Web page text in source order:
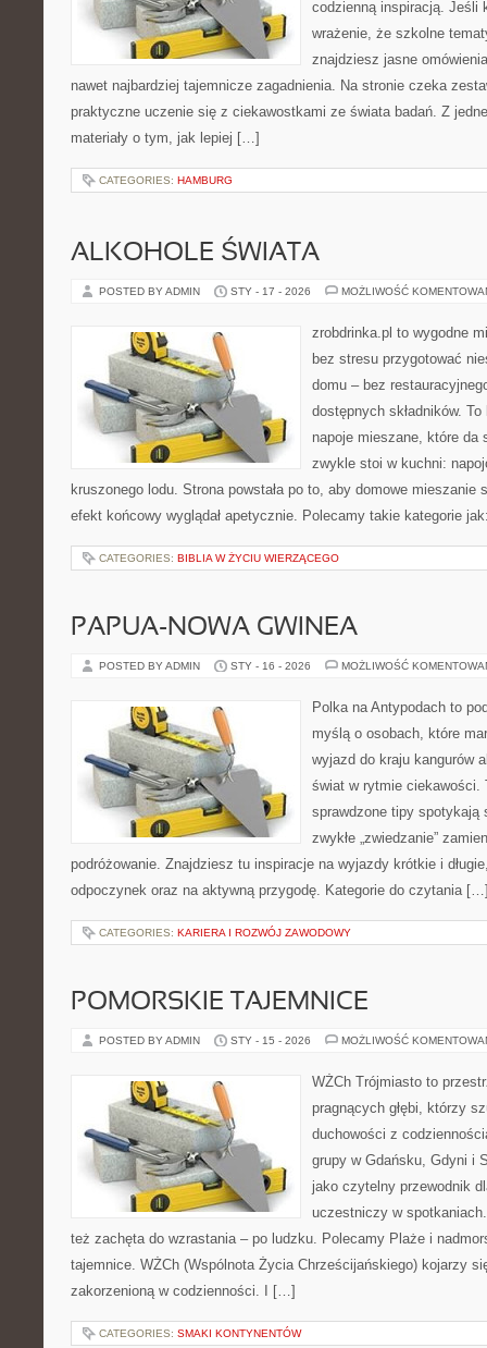
codzienną inspiracją. Jeśli
wrażenie, że szkolne
znajdziesz jasne
nawet najbardziej tajemnicze zagadnienia. Na stronie czeka
praktyczne uczenie się z ciekawostkami ze świata badań. Z
materiały o tym, jak lepiej […]
CATEGORIES: HAMBURG
ALKOHOLE ŚWIATA
POSTED BY ADMIN STY - 17 - 2026 MOŻLIWOŚĆ
zrobdrinka.pl to wygodne
bez stresu przygotować
domu – bez
dostępnych składników.
napoje mieszane, które
zwykle stoi w kuchni:
kruszonego lodu. Strona powstała po to, aby domowe mieszanie
efekt końcowy wyglądał apetycznie. Polecamy takie kategorie
CATEGORIES: BIBLIA W ŻYCIU WIERZĄCEGO
PAPUA-NOWA GWINEA
POSTED BY ADMIN STY - 16 - 2026 MOŻLIWOŚĆ
Polka na Antypodach to
myślą o osobach, które
wyjazd do kraju kangurów
świat w rytmie ciekawości.
sprawdzone tipy spotykają
zwykłe „zwiedzanie”
podróżowanie. Znajdziesz tu inspiracje na wyjazdy krótkie i
odpoczynek oraz na aktywną przygodę. Kategorie do czytania
CATEGORIES: KARIERA I ROZWÓJ ZAWODOWY
POMORSKIE TAJEMNICE
POSTED BY ADMIN STY - 15 - 2026 MOŻLIWOŚĆ
WŻCh Trójmiasto to
pragnących głębi, którzy
duchowości z
grupy w Gdańsku, Gdyni i
jako czytelny przewodnik
uczestniczy w
też zachęta do wzrastania – po ludzku. Polecamy Plaże i
tajemnice. WŻCh (Wspólnota Życia Chrześcijańskiego) kojarzy
zakorzenioną w codzienności. I […]
CATEGORIES: SMAKI KONTYNENTÓW